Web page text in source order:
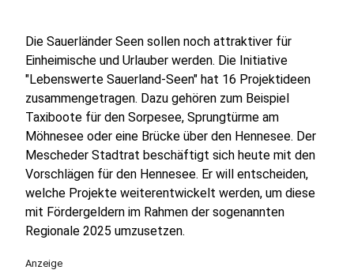
Die Sauerländer Seen sollen noch attraktiver für
Einheimische und Urlauber werden. Die Initiative
"Lebenswerte Sauerland-Seen" hat 16 Projektideen
zusammengetragen. Dazu gehören zum Beispiel
Taxiboote für den Sorpesee, Sprungtürme am
Möhnesee oder eine Brücke über den Hennesee. Der
Mescheder Stadtrat beschäftigt sich heute mit den
Vorschlägen für den Hennesee. Er will entscheiden,
welche Projekte weiterentwickelt werden, um diese
mit Fördergeldern im Rahmen der sogenannten
Regionale 2025 umzusetzen.
Anzeige